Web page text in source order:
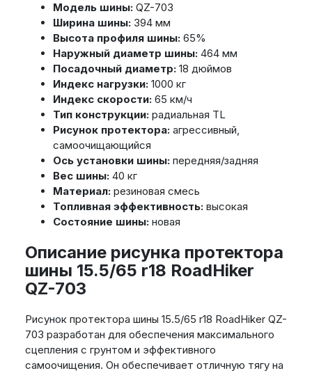
Модель шины:QZ-703
Ширина шины:394 мм
Высота профиля шины:65%
Наружный диаметр шины:464 мм
Посадочный диаметр:18 дюймов
Индекс нагрузки:1000 кг
Индекс скорости:65 км/ч
Тип конструкции:радиальная TL
Рисунок протектора:агрессивный,
самоочищающийся
Ось установки шины:передняя/задняя
Вес шины:40 кг
Материал:резиновая смесь
Топливная эффективность:высокая
Состояние шины:новая
Описание рисунка протектора
шины 15.5/65 r18 RoadHiker
QZ-703
Рисунок протектора шины 15.5/65 r18 RoadHiker QZ-
703 разработан для обеспечения максимального
сцепления с грунтом и эффективного
самоочищения. Он обеспечивает отличную тягу на